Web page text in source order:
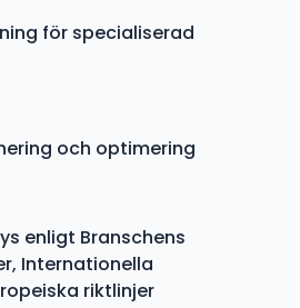
för specialiserad
och optimering
enligt Branschens
Internationella
riktlinjer